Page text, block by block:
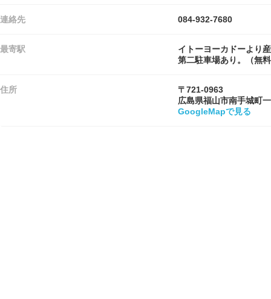
連絡先 084-932-7680
最寄駅
イトーヨーカドーより
第二駐車場あり。（無
住所
〒721-0963
広島県福山市南手城町
GoogleMapで見る